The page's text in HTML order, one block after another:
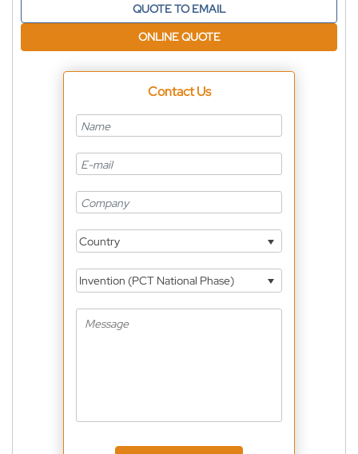
QUOTE TO EMAIL
ONLINE QUOTE
Contact Us
Country
Invention (PCT National Phase)